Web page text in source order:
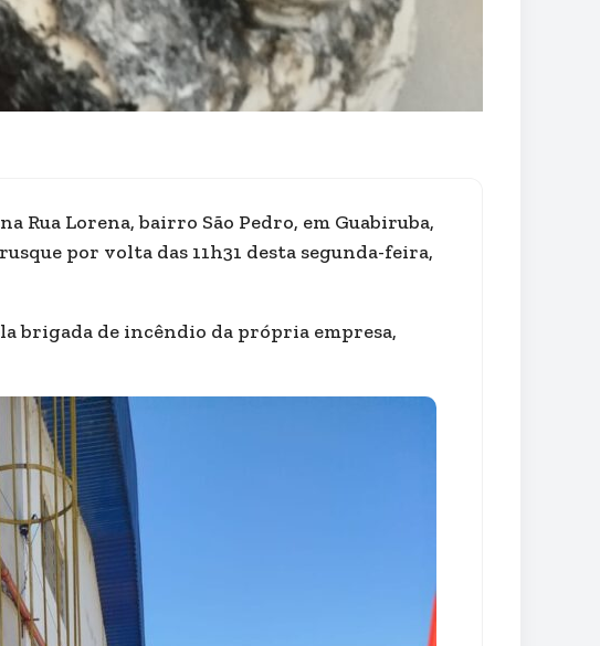
Rua Lorena, bairro São Pedro, em Guabiruba,
por volta das 11h31 desta segunda-feira,
brigada de incêndio da própria empresa,